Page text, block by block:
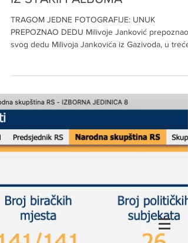
IZ STARIH ALBUMA
TRAGOM JEDNE FOTOGRAFIJE: UNUK
PREPOZNAO DEDU Milivoje Janković prepoznao